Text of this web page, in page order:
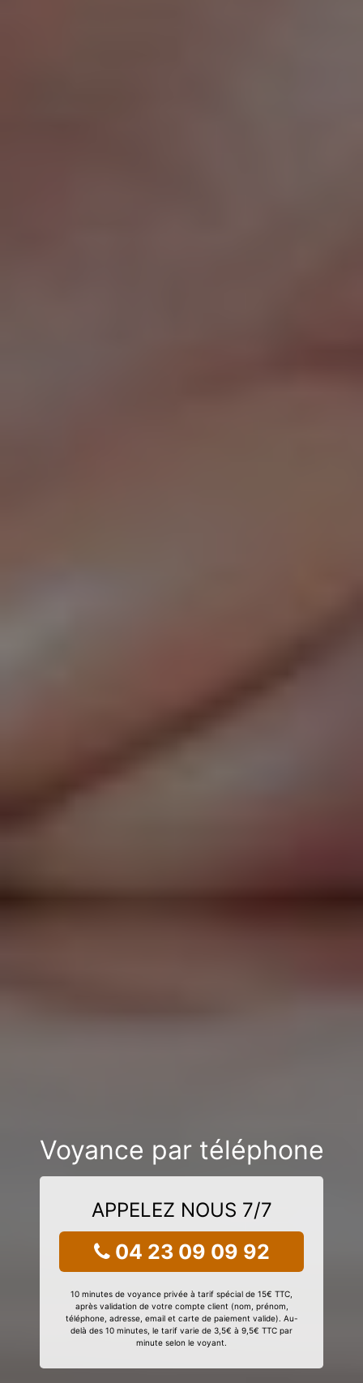
Voyance par téléphone
APPELEZ NOUS 7/7
04 23 09 09 92
10 minutes de voyance privée à tarif spécial de 15€ TTC,
après validation de votre compte client (nom, prénom,
téléphone, adresse, email et carte de paiement valide). Au-
delà des 10 minutes, le tarif varie de 3,5€ à 9,5€ TTC par
minute selon le voyant.